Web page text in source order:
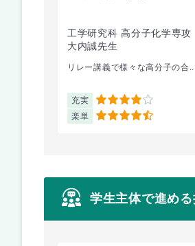
工学研究科 高分子化学専攻
大内誠先生
リレー講義で様々な高分子の合
充実 4
楽単 4.5
学生主体で進める